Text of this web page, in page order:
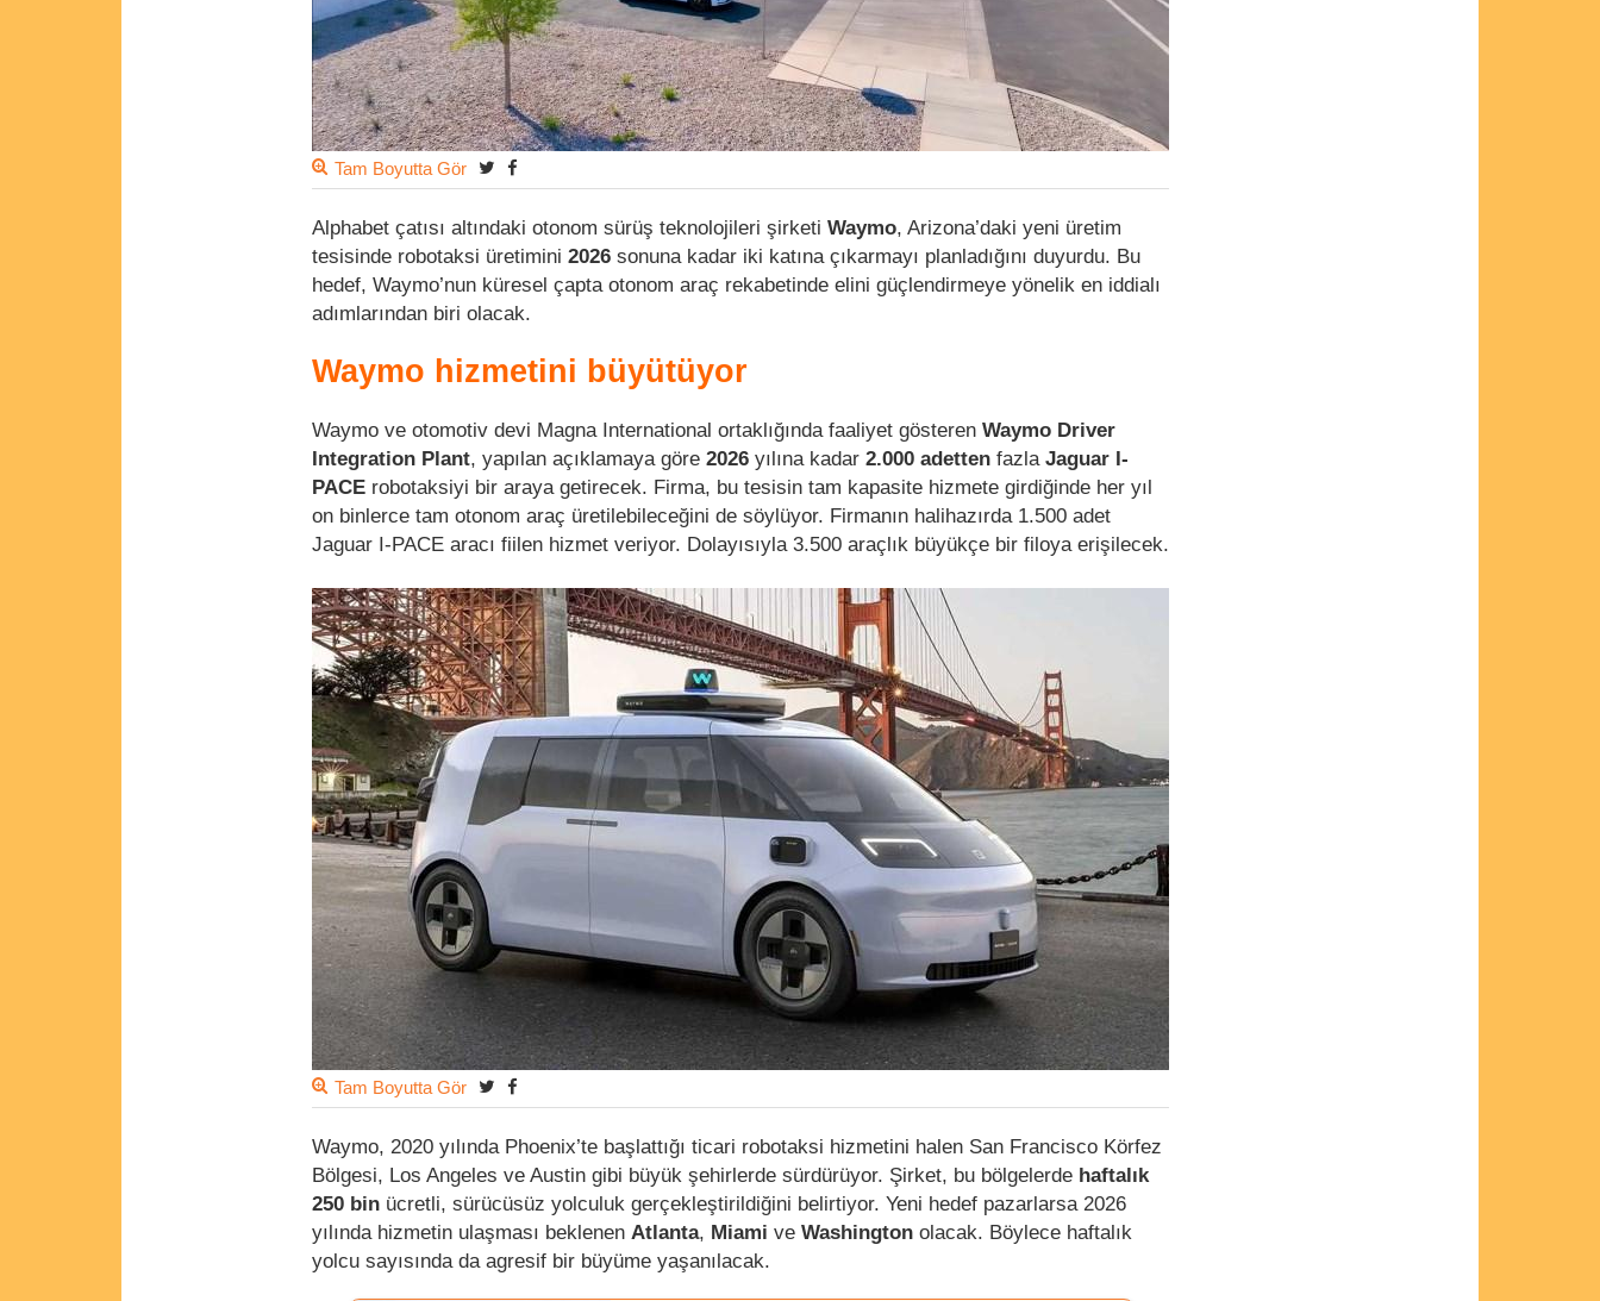
Tam Boyutta Gör
Alphabet çatısı altındaki otonom sürüş teknolojileri şirketi Waymo, Arizona’daki yeni üretim
tesisinde robotaksi üretimini 2026 sonuna kadar iki katına çıkarmayı planladığını duyurdu. Bu
hedef, Waymo’nun küresel çapta otonom araç rekabetinde elini güçlendirmeye yönelik en iddialı
adımlarından biri olacak.
Waymo hizmetini büyütüyor
Waymo ve otomotiv devi Magna International ortaklığında faaliyet gösteren Waymo Driver
Integration Plant, yapılan açıklamaya göre 2026 yılına kadar 2.000 adetten fazla Jaguar I-
PACE robotaksiyi bir araya getirecek. Firma, bu tesisin tam kapasite hizmete girdiğinde her yıl
on binlerce tam otonom araç üretilebileceğini de söylüyor. Firmanın halihazırda 1.500 adet
Jaguar I-PACE aracı fiilen hizmet veriyor. Dolayısıyla 3.500 araçlık büyükçe bir filoya erişilecek.
Tam Boyutta Gör
Waymo, 2020 yılında Phoenix’te başlattığı ticari robotaksi hizmetini halen San Francisco Körfez
Bölgesi, Los Angeles ve Austin gibi büyük şehirlerde sürdürüyor. Şirket, bu bölgelerde haftalık
250 bin ücretli, sürücüsüz yolculuk gerçekleştirildiğini belirtiyor. Yeni hedef pazarlarsa 2026
yılında hizmetin ulaşması beklenen Atlanta, Miami ve Washington olacak. Böylece haftalık
yolcu sayısında da agresif bir büyüme yaşanılacak.